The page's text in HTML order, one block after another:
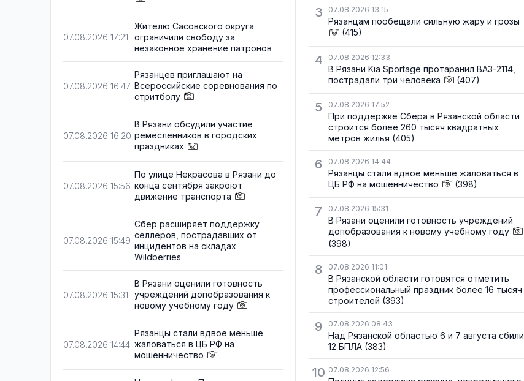
07.08.2026 17:21
Жителю Сасовского округа
ограничили свободу за
незаконное хранение патронов
07.08.2026 16:47
Рязанцев приглашают на
Всероссийские соревнования по
стритболу
07.08.2026 16:20
В Рязани обсудили участие
ремесленников в городских
праздниках
07.08.2026 15:56
По улице Некрасова в Рязани до
конца сентября закроют
движение транспорта
07.08.2026 15:49
Сбер расширяет поддержку
селлеров, пострадавших от
инцидентов на складах
Wildberries
07.08.2026 15:31
В Рязани оценили готовность
учреждений допобразования к
новому учебному году
07.08.2026 14:44
Рязанцы стали вдвое меньше
жаловаться в ЦБ РФ на
мошенничество
3 07.08.2026 13:15
Рязанцам пообещали сильную жару и грозы
(415)
4 07.08.2026 12:33
В Рязани Kia Sportage протаранил ВАЗ-2114,
пострадали три человека
(407)
5 07.08.2026 17:52
При поддержке Сбера в Рязанской области
строится более 260 тысяч квадратных
метров жилья (405)
6 07.08.2026 14:44
Рязанцы стали вдвое меньше жаловаться в
ЦБ РФ на мошенничество
(398)
7 07.08.2026 15:31
В Рязани оценили готовность учреждений
допобразования к новому учебному году
(398)
8 07.08.2026 11:01
В Рязанской области готовятся отметить
профессиональный праздник более 16 тысяч
строителей (393)
9 07.08.2026 08:43
Над Рязанской областью 6 и 7 августа сбили
12 БПЛА (383)
10 07.08.2026 12:56